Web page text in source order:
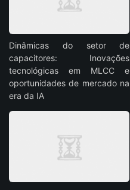
Dinâmicas do setor de
capacitores: Inovações
tecnológicas em MLCC e
oportunidades de mercado na
era da IA